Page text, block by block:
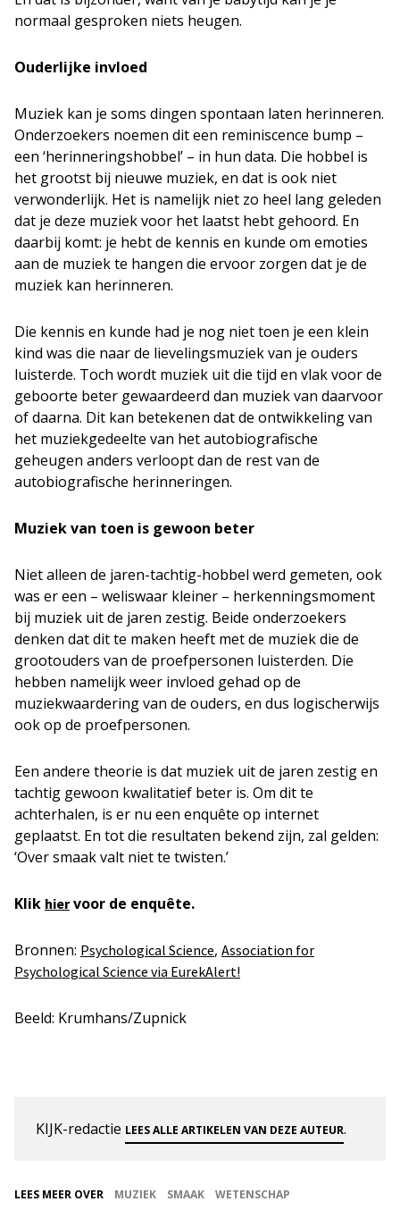
normaal gesproken niets heugen.
Ouderlijke invloed
Muziek kan je soms dingen spontaan laten herinneren.
Onderzoekers noemen dit een reminiscence bump –
een ‘herinneringshobbel’ – in hun data. Die hobbel is
het grootst bij nieuwe muziek, en dat is ook niet
verwonderlijk. Het is namelijk niet zo heel lang geleden
dat je deze muziek voor het laatst hebt gehoord. En
daarbij komt: je hebt de kennis en kunde om emoties
aan de muziek te hangen die ervoor zorgen dat je de
muziek kan herinneren.
Die kennis en kunde had je nog niet toen je een klein
kind was die naar de lievelingsmuziek van je ouders
luisterde. Toch wordt muziek uit die tijd en vlak voor de
geboorte beter gewaardeerd dan muziek van daarvoor
of daarna. Dit kan betekenen dat de ontwikkeling van
het muziekgedeelte van het autobiografische
geheugen anders verloopt dan de rest van de
autobiografische herinneringen.
Muziek van toen is gewoon beter
Niet alleen de jaren-tachtig-hobbel werd gemeten, ook
was er een – weliswaar kleiner – herkenningsmoment
bij muziek uit de jaren zestig. Beide onderzoekers
denken dat dit te maken heeft met de muziek die de
grootouders van de proefpersonen luisterden. Die
hebben namelijk weer invloed gehad op de
muziekwaardering van de ouders, en dus logischerwijs
ook op de proefpersonen.
Een andere theorie is dat muziek uit de jaren zestig en
tachtig gewoon kwalitatief beter is. Om dit te
achterhalen, is er nu een enquête op internet
geplaatst. En tot die resultaten bekend zijn, zal gelden:
‘Over smaak valt niet te twisten.’
Klik hiervoor de enquête.
Bronnen: Psychological Science, Association for
Psychological Science via EurekAlert!
Beeld: Krumhans/Zupnick
KIJK-redactie LEES ALLE ARTIKELEN VAN DEZE AUTEUR.
LEES MEER OVER MUZIEK SMAAK WETENSCHAP